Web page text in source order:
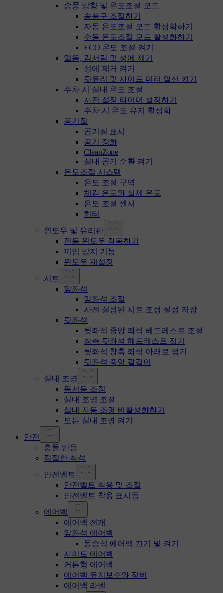
송풍 방향 및 온도조절 모드
송풍구 조절하기
자동 온도조절 모드 활성화하기
수동 온도조절 모드 활성화하기
ECO 온도 조절 켜기
얼음, 김서림 및 성에 제거
성에 제거 켜기
뒷유리 및 사이드 미러 열선 켜기
주차 시 실내 온도 조절
사전 설정 타이머 설정하기
주차 시 온도 유지 활성화
공기질
공기질 표시
공기 정화
CleanZone
실내 공기 순환 켜기
온도조절 시스템
온도 조절 구역
체감 온도와 실제 온도
온도 조절 센서
히터
윈도우 및 유리판
전동 윈도우 작동하기
끼임 방지 기능
윈도우 재설정
시트
앞좌석
앞좌석 조절
사전 설정된 시트 조정 설정 저장
뒷좌석
뒷좌석 중앙 좌석 헤드레스트 조절
창측 뒷좌석 헤드레스트 접기
뒷좌석 창측 좌석 아래로 접기
뒷좌석 중앙 팔걸이
실내 조명
독서등 조정
실내 조명 조절
실내 자동 조명 비활성화하기
모든 실내 조명 켜기
안전
충돌 반응
적절한 착석
안전벨트
안전벨트 착용 및 조절
안전벨트 착용 표시등
에어백
에어백 전개
앞좌석 에어백
동승석 에어백 끄기 및 켜기
사이드 에어백
커튼형 에어백
에어백 유지보수와 정비
에어백 라벨